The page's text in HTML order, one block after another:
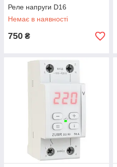
Реле напруги D16
Немає в наявності
750 ₴